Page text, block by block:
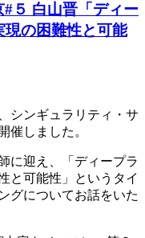
５ 白山晋「ディー
現の困難性と可能
シンギュラリティ・サ
催しました。
に迎え、「ディープラ
と可能性」というタイ
グについてお話をいた